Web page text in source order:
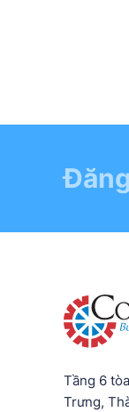
Tầng 6
Trưng,